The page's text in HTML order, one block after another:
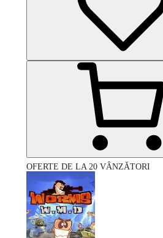
OFERTE DE LA 20 VÂNZĂTORI